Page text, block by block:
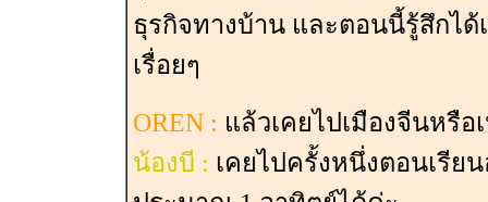
ธุรกิจทางบ้าน และตอนนี้รู้สึกไ
เรื่อยๆ
OREN : แล้วเคยไปเมืองจีนหรือ
น้องบี : เคยไปครั้งหนึ่งตอนเรีย